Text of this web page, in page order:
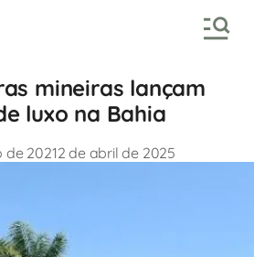
mineiras lançam
luxo na Bahia
de 20212 de abril de 2025